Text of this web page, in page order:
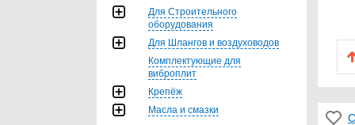
Для Строительного
оборудования
Для Шлангов и воздуховодов
Комплектующие для
виброплит
Крепёж
Масла и смазки